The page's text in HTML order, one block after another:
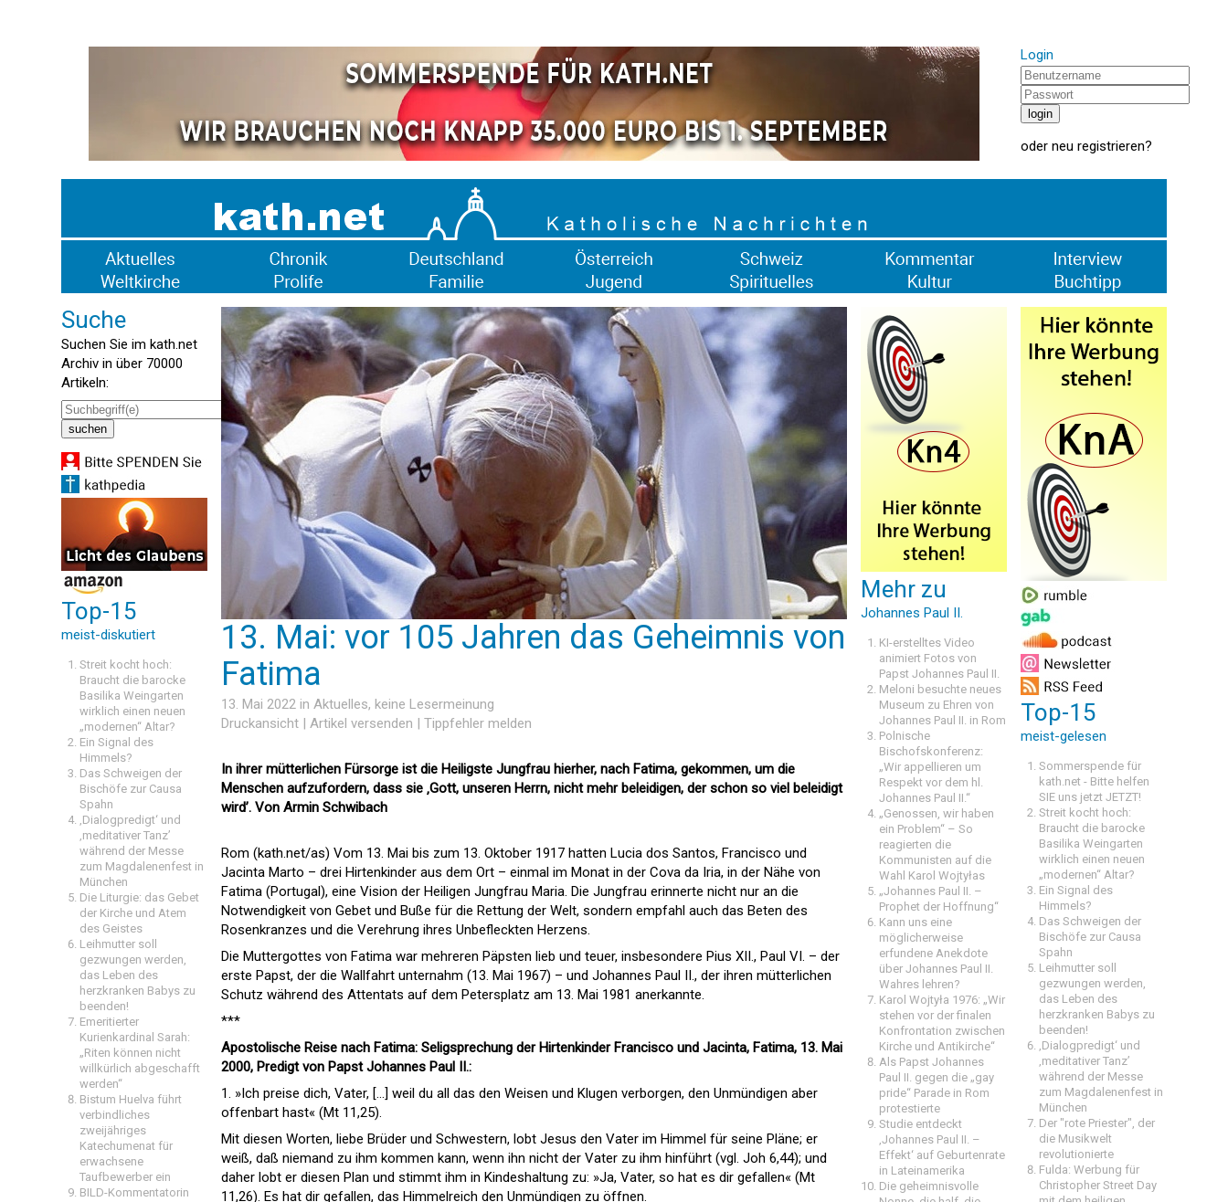
Login
oder neu registrieren?
Suche
Suchen Sie im kath.net
Archiv in über 70000
Artikeln:
Top-15
meist-diskutiert
Streit kocht hoch:
Braucht die barocke
Basilika Weingarten
wirklich einen neuen
„modernen“ Altar?
Ein Signal des
Himmels?
Das Schweigen der
Bischöfe zur Causa
Spahn
‚Dialogpredigt‘ und
‚meditativer Tanz’
während der Messe
zum Magdalenenfest in
München
Die Liturgie: das Gebet
der Kirche und Atem
des Geistes
Leihmutter soll
gezwungen werden,
das Leben des
herzkranken Babys zu
beenden!
Emeritierter
Kurienkardinal Sarah:
„Riten können nicht
willkürlich abgeschafft
werden“
Bistum Huelva führt
verbindliches
zweijähriges
Katechumenat für
erwachsene
Taufbewerber ein
BILD-Kommentatorin
13. Mai: vor 105 Jahren das Geheimnis von
Fatima
13. Mai 2022 in Aktuelles, keine Lesermeinung
Druckansicht | Artikel versenden | Tippfehler melden
In ihrer mütterlichen Fürsorge ist die Heiligste Jungfrau hierher, nach Fatima, gekommen, um die
Menschen aufzufordern, dass sie ‚Gott, unseren Herrn, nicht mehr beleidigen, der schon so viel beleidigt
wird’. Von Armin Schwibach
Rom (kath.net/as) Vom 13. Mai bis zum 13. Oktober 1917 hatten Lucia dos Santos, Francisco und
Jacinta Marto – drei Hirtenkinder aus dem Ort – einmal im Monat in der Cova da Iria, in der Nähe von
Fatima (Portugal), eine Vision der Heiligen Jungfrau Maria. Die Jungfrau erinnerte nicht nur an die
Notwendigkeit von Gebet und Buße für die Rettung der Welt, sondern empfahl auch das Beten des
Rosenkranzes und die Verehrung ihres Unbefleckten Herzens.
Die Muttergottes von Fatima war mehreren Päpsten lieb und teuer, insbesondere Pius XII., Paul VI. – der
erste Papst, der die Wallfahrt unternahm (13. Mai 1967) – und Johannes Paul II., der ihren mütterlichen
Schutz während des Attentats auf dem Petersplatz am 13. Mai 1981 anerkannte.
***
Apostolische Reise nach Fatima: Seligsprechung der Hirtenkinder Francisco und Jacinta, Fatima, 13. Mai
2000, Predigt von Papst Johannes Paul II.:
1. »Ich preise dich, Vater, […] weil du all das den Weisen und Klugen verborgen, den Unmündigen aber
offenbart hast« (Mt 11,25).
Mit diesen Worten, liebe Brüder und Schwestern, lobt Jesus den Vater im Himmel für seine Pläne; er
weiß, daß niemand zu ihm kommen kann, wenn ihn nicht der Vater zu ihm hinführt (vgl. Joh 6,44); und
daher lobt er diesen Plan und stimmt ihm in Kindeshaltung zu: »Ja, Vater, so hat es dir gefallen« (Mt
11,26). Es hat dir gefallen, das Himmelreich den Unmündigen zu öffnen.
Mehr zu
Johannes Paul II.
KI-erstelltes Video
animiert Fotos von
Papst Johannes Paul II.
Meloni besuchte neues
Museum zu Ehren von
Johannes Paul II. in Rom
Polnische
Bischofskonferenz:
„Wir appellieren um
Respekt vor dem hl.
Johannes Paul II.“
„Genossen, wir haben
ein Problem“ – So
reagierten die
Kommunisten auf die
Wahl Karol Wojtyłas
„Johannes Paul II. –
Prophet der Hoffnung“
Kann uns eine
möglicherweise
erfundene Anekdote
über Johannes Paul II.
Wahres lehren?
Karol Wojtyła 1976: „Wir
stehen vor der finalen
Konfrontation zwischen
Kirche und Antikirche“
Als Papst Johannes
Paul II. gegen die „gay
pride“ Parade in Rom
protestierte
Studie entdeckt
‚Johannes Paul II. –
Effekt‘ auf Geburtenrate
in Lateinamerika
Die geheimnisvolle
Top-15
meist-gelesen
Sommerspende für
kath.net - Bitte helfen
SIE uns jetzt JETZT!
Streit kocht hoch:
Braucht die barocke
Basilika Weingarten
wirklich einen neuen
„modernen“ Altar?
Ein Signal des
Himmels?
Das Schweigen der
Bischöfe zur Causa
Spahn
Leihmutter soll
gezwungen werden,
das Leben des
herzkranken Babys zu
beenden!
‚Dialogpredigt‘ und
‚meditativer Tanz’
während der Messe
zum Magdalenenfest in
München
Der "rote Priester", der
die Musikwelt
revolutionierte
Fulda: Werbung für
Christopher Street Day